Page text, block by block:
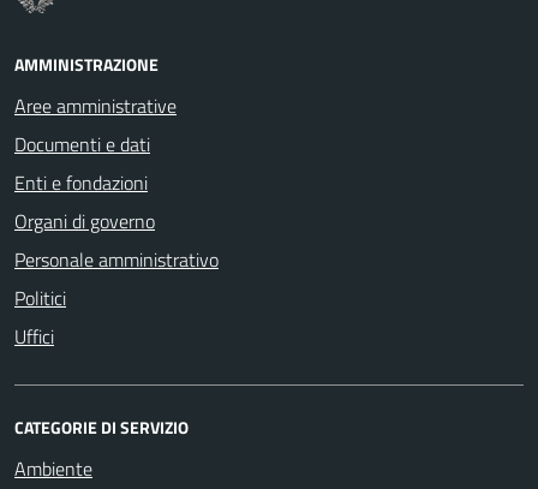
AMMINISTRAZIONE
Aree amministrative
Documenti e dati
Enti e fondazioni
Organi di governo
Personale amministrativo
Politici
Uffici
CATEGORIE DI SERVIZIO
Ambiente